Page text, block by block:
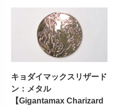
キョダイマックスリザード
ン：メタル
【Gigantamax Charizard